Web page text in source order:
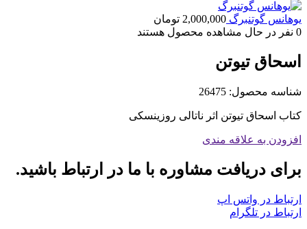
یوهانس گوتنبرگ 2,000,000 تومان
0 نفر در حال مشاهده محصول هستند
اسحاق تیوتن
شناسه محصول: 26475
کتاب اسحاق تیوتن اثر ناتالی روزینسکی
افزودن به علاقه مندی
برای دریافت مشاوره با ما در ارتباط باشید.
ارتباط در واتس اپ
ارتباط در تلگرام